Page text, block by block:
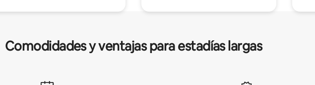
Comodidades y ventajas para estadías largas